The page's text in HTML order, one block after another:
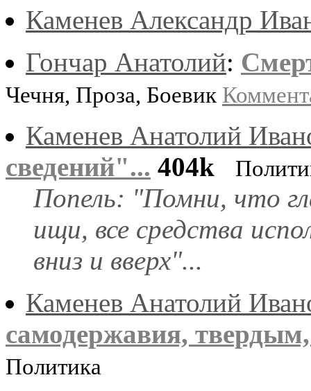
Каменев Александр
Гончар Анатолий:
Чечня, Проза, Боевик
Каменев Анатолий
сведений"... 404k
Попель: "Помни, что
ищи, все средства
вниз и вверх"...
Каменев Анатолий
самодержавия,
Политика